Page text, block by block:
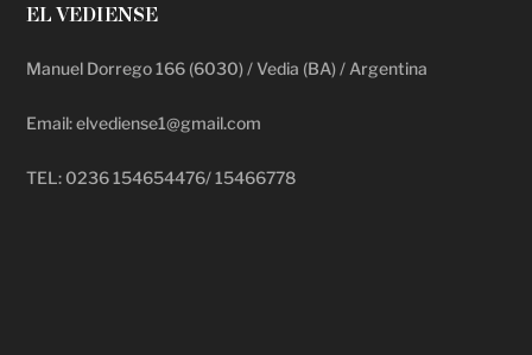
EL VEDIENSE
Manuel Dorrego 166 (6030) / Vedia (BA) / Argentina
Email: elvediense1@gmail.com
TEL: 0236 154654476/ 15466778